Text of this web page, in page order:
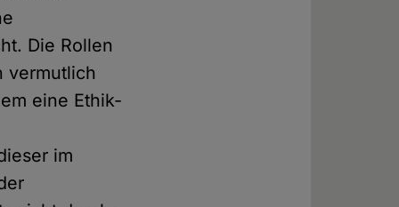
Die Rollen
vermutlich
eine Ethik-
im